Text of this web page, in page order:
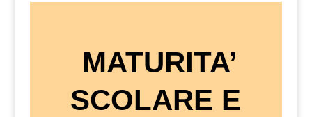
MATURITA’
SCOLARE E